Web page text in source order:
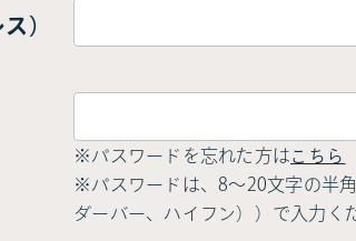
）
※パスワードを忘れた方は こちら
※パスワードは、8〜20文字の半
ダーバー、ハイフン））で入力く